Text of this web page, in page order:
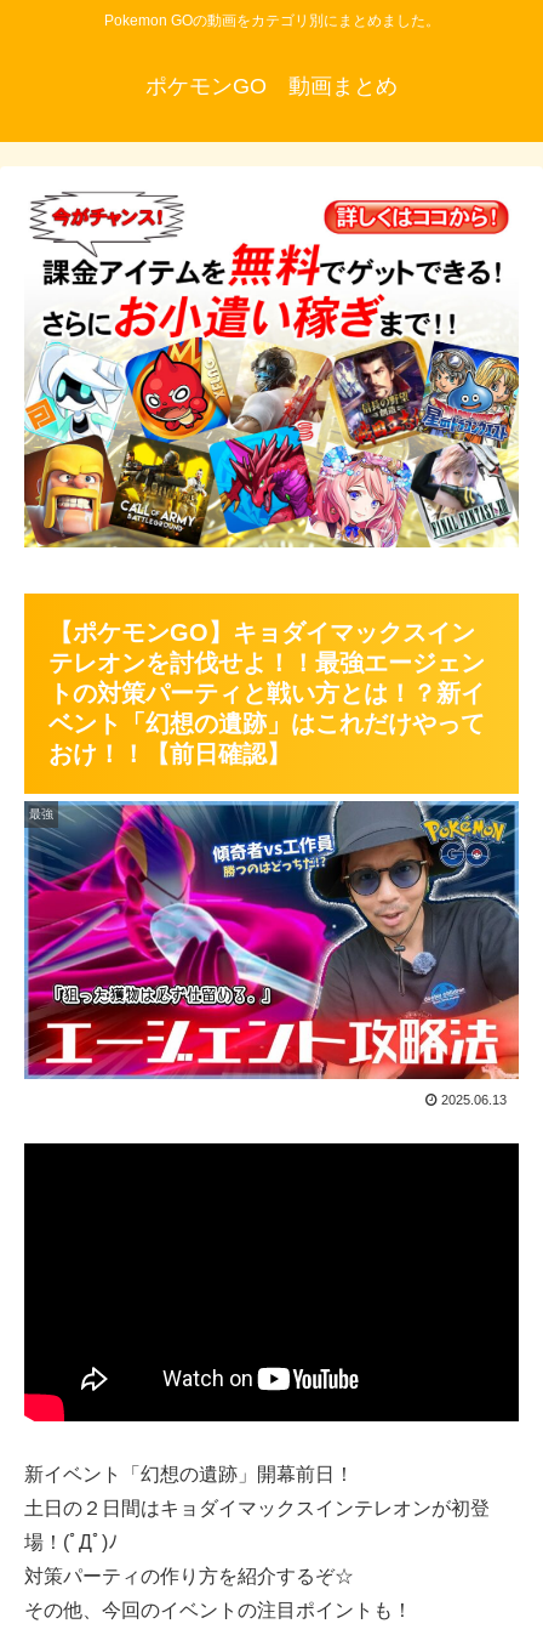
Pokemon GOの動画をカテゴリ別にまとめました。
ポケモンGO 動画まとめ
【ポケモンGO】キョダイマックスイン
テレオンを討伐せよ！！最強エージェン
トの対策パーティと戦い方とは！？新イ
ベント「幻想の遺跡」はこれだけやって
おけ！！【前日確認】
最強
2025.06.13
新イベント「幻想の遺跡」開幕前日！
土日の２日間はキョダイマックスインテレオンが初登
場！(ﾟДﾟ)ﾉ
対策パーティの作り方を紹介するぞ☆
その他、今回のイベントの注目ポイントも！